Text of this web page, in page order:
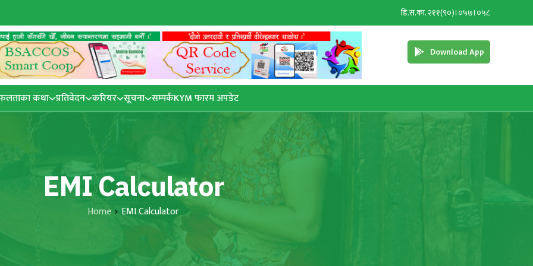
डि.स.का. २११(९०)।०५७।०५८
Download App
कथा प्रतिवेदन करियर सूचना सम्पर्कKYM फारम अपडेट
EMI Calculator
Home EMI Calculator